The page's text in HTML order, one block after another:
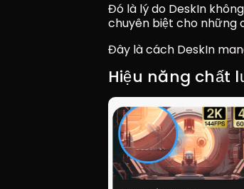
Đó là lý do DeskIn
chuyên biệt cho những
Đây là cách DeskIn
Hiệu năng chất